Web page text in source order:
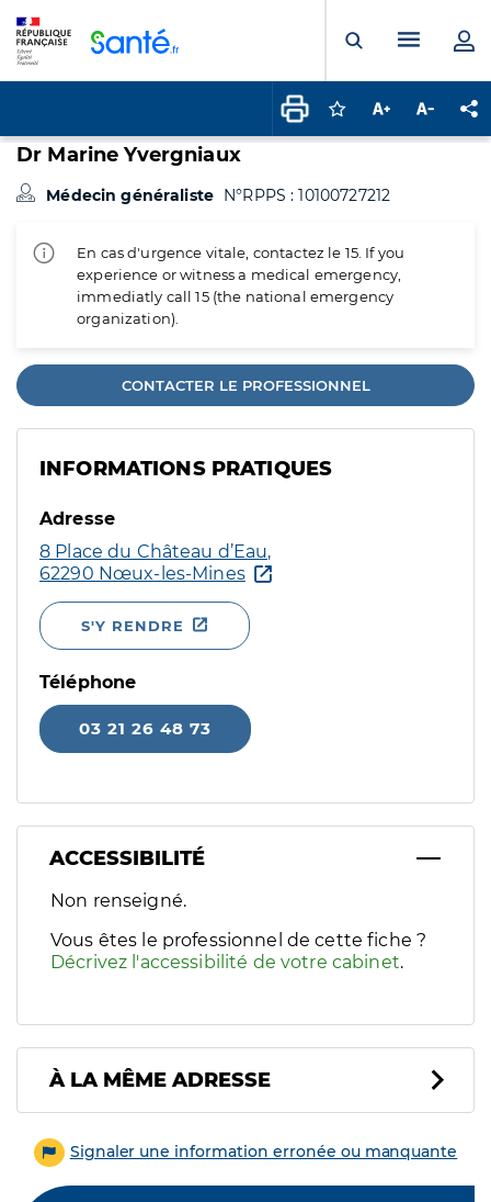
Ouvrir laMenu
Connectez-vous
Augmenter la
Dr Marine Yvergniaux
Médecin généraliste N°RPPS : 10100727212
En cas d'urgence vitale, contactez le 15. If you
experience or witness a medical emergency,
immediatly call 15 (the national emergency
organization).
CONTACTER LE PROFESSIONNEL
INFORMATIONS PRATIQUES
Adresse
8 Place du Château d’Eau,
62290 Nœux-les-Mines
S'Y RENDRE
Téléphone
03 21 26 48 73
ACCESSIBILITÉ
Filtres
Sélectionnez un ou plusieurs handicaps/besoins
Non renseigné.
Vous êtes le professionnel de cette fiche ?
Décrivez l'accessibilité de votre cabinet.
À LA MÊME ADRESSE
Signaler une information erronée ou manquante